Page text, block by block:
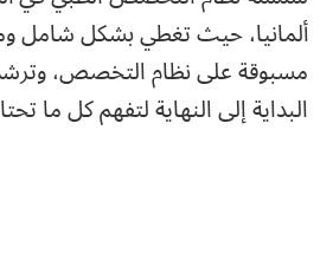
ألمانيا، حيث تغطي بشكل شامل
مسبوقة على نظام التخصص،
البداية إلى النهاية لتفهم كل ما